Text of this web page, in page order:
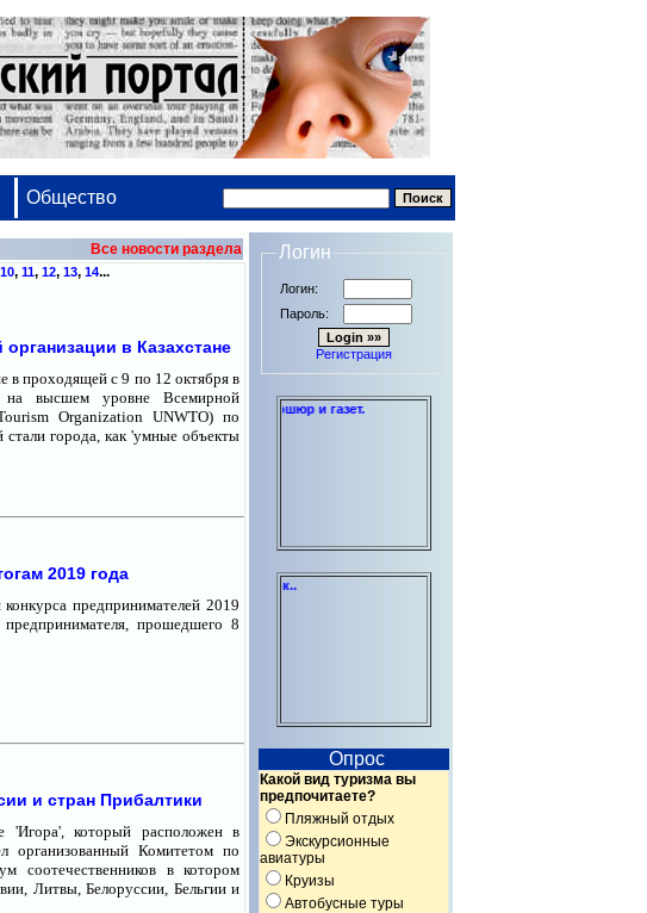
Общество
Все новости раздела
10, 11, 12, 13, 14...
в Казахстане
проходящей с 9 по 12 октября в
на высшем уровне Всемирной
Organization UNWTO) по
стали города, как 'умные объекты
2019 года
предпринимателей 2019
прошедшего 8
и стран Прибалтики
который расположен в
организованный Комитетом по
соотечественников в котором
Литвы, Белоруссии, Бельгии и
Логин
Логин:
Пароль:
Регистрация
и дипломов до книг, брошюр и газет.
Опрос
Какой вид туризма вы
предпочитаете?
Пляжный отдых
Экскурсионные
авиатуры
Круизы
Автобусные туры